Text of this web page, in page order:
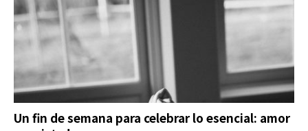
Un fin de semana para celebrar lo esencial: amor